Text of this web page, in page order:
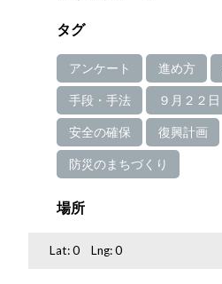
タグ
アンケート 進め方
手段・手法 ９月２２日
安全の確保 復興計画
防災のまちづくり
場所
Lat:0 Lng:0